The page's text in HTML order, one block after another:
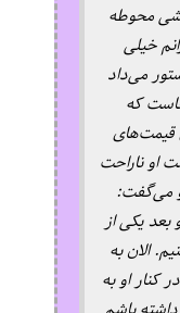
محوطه
خیلی
می‌داد
که
قیمت‌های
او ناراحت
می‌گفت:
بعد یکی از
الان به
کنار او به